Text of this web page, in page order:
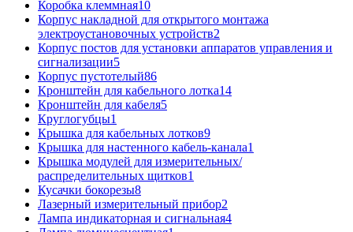
Коробка клеммная10
Корпус накладной для открытого монтажа
электроустановочных устройств2
Корпус постов для установки аппаратов управления и
сигнализации5
Корпус пустотелый86
Кронштейн для кабельного лотка14
Кронштейн для кабеля5
Круглогубцы1
Крышка для кабельных лотков9
Крышка для настенного кабель-канала1
Крышка модулей для измерительных/
распределительных щитков1
Кусачки бокорезы8
Лазерный измерительный прибор2
Лампа индикаторная и сигнальная4